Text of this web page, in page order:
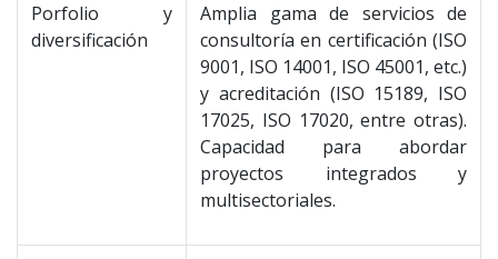
Porfolio y
diversificación
Amplia gama de servicios de
consultoría en certificación (ISO
9001, ISO 14001, ISO 45001, etc.)
y acreditación (ISO 15189, ISO
17025, ISO 17020, entre otras).
Capacidad para abordar
proyectos integrados y
multisectoriales.